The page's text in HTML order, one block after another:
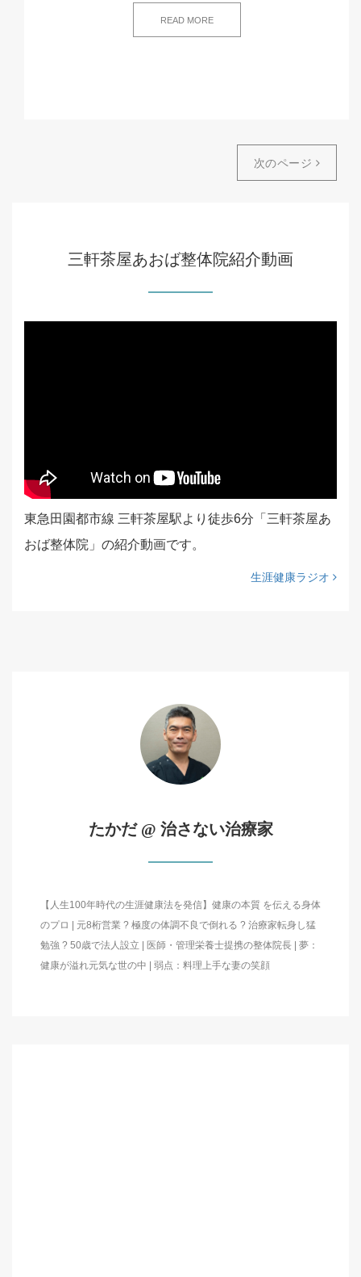
READ MORE
次のページ
三軒茶屋あおば整体院紹介動画
東急田園都市線 三軒茶屋駅より徒歩6分「三軒茶屋あ
おば整体院」の紹介動画です。
生涯健康ラジオ
たかだ @ 治さない治療家
【人生100年時代の生涯健康法を発信】健康の本質 を伝える身体
のプロ | 元8桁営業 ? 極度の体調不良で倒れる ? 治療家転身し猛
勉強 ? 50歳で法人設立 | 医師・管理栄養士提携の整体院長 | 夢：
健康が溢れ元気な世の中 | 弱点：料理上手な妻の笑顔